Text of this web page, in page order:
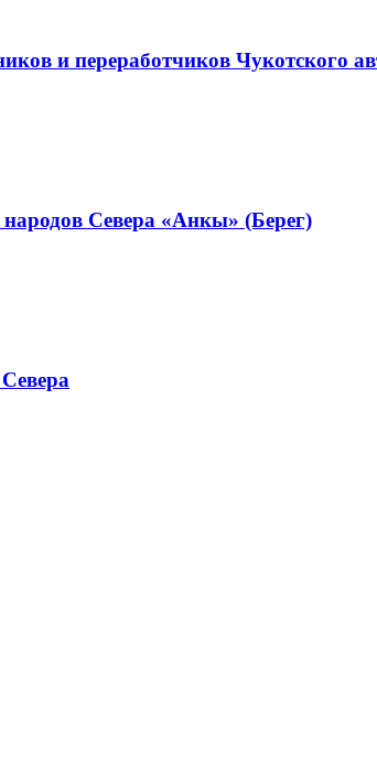
и переработчиков Чукотского
Севера «Анкы» (Берег)